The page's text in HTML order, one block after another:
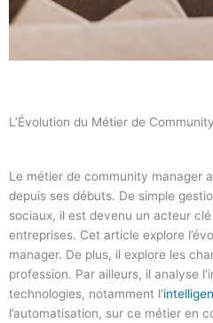
L’Évolution du Métier de
Le métier de community manager
depuis ses débuts. De simple
sociaux, il est devenu un acteur
entreprises. Cet article explore
manager. De plus, il explore les
profession. Par ailleurs, il analyse
technologies, notamment l’
l’automatisation, sur ce métier en